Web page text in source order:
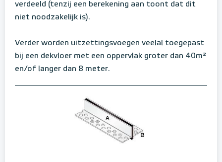
verdeeld (tenzij een berekening aan toont dat dit
niet noodzakelijk is).
Verder worden uitzettingsvoegen veelal toegepast
bij een dekvloer met een oppervlak groter dan 40m²
en/of langer dan 8 meter.